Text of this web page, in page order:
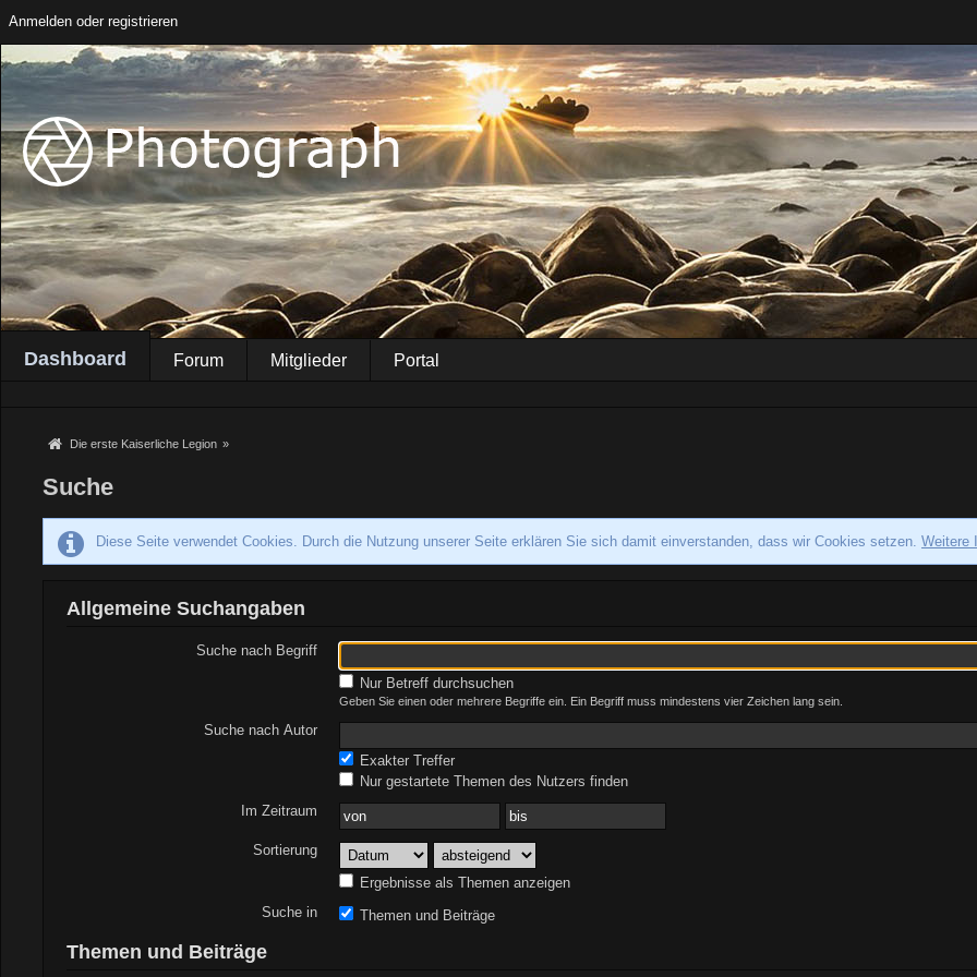
Anmelden oder registrieren
Dashboard Forum Mitglieder Portal
Die erste Kaiserliche Legion »
Suche
Diese Seite verwendet Cookies. Durch die Nutzung unserer Seite erklären Sie sich damit einverstanden, dass wir Cookies setzen. Weitere
Allgemeine Suchangaben
Suche nach Begriff
Nur Betreff durchsuchen
Geben Sie einen oder mehrere Begriffe ein. Ein Begriff muss mindestens vier Zeichen lang sein.
Suche nach Autor
Exakter Treffer
Nur gestartete Themen des Nutzers finden
Im Zeitraum
Sortierung
Ergebnisse als Themen anzeigen
Suche in
Themen und Beiträge
Themen und Beiträge